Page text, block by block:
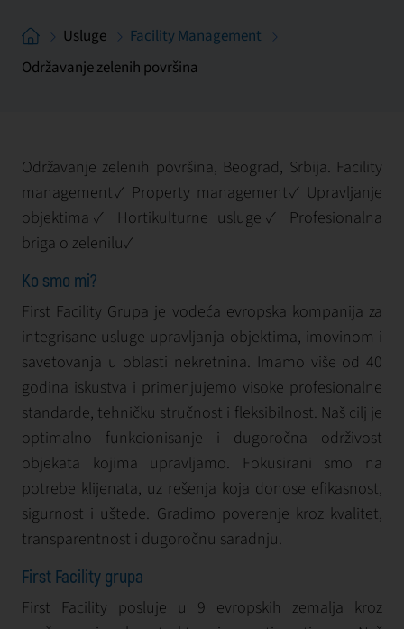
Usluge
Facility Management
Održavanje zelenih površina
Održavanje zelenih površina, Beograd, Srbija. Facility
management✓ Property management✓ Upravljanje
objektima✓ Hortikulturne usluge✓ Profesionalna
briga o zelenilu✓
Ko smo mi?
First Facility Grupa je vodeća evropska kompanija za
integrisane usluge upravljanja objektima, imovinom i
savetovanja u oblasti nekretnina. Imamo više od 40
godina iskustva i primenjujemo visoke profesionalne
standarde, tehničku stručnost i fleksibilnost. Naš cilj je
optimalno funkcionisanje i dugoročna održivost
objekata kojima upravljamo. Fokusirani smo na
potrebe klijenata, uz rešenja koja donose efikasnost,
sigurnost i uštede. Gradimo poverenje kroz kvalitet,
transparentnost i dugoročnu saradnju.
First Facility grupa
First Facility posluje u 9 evropskih zemalja kroz